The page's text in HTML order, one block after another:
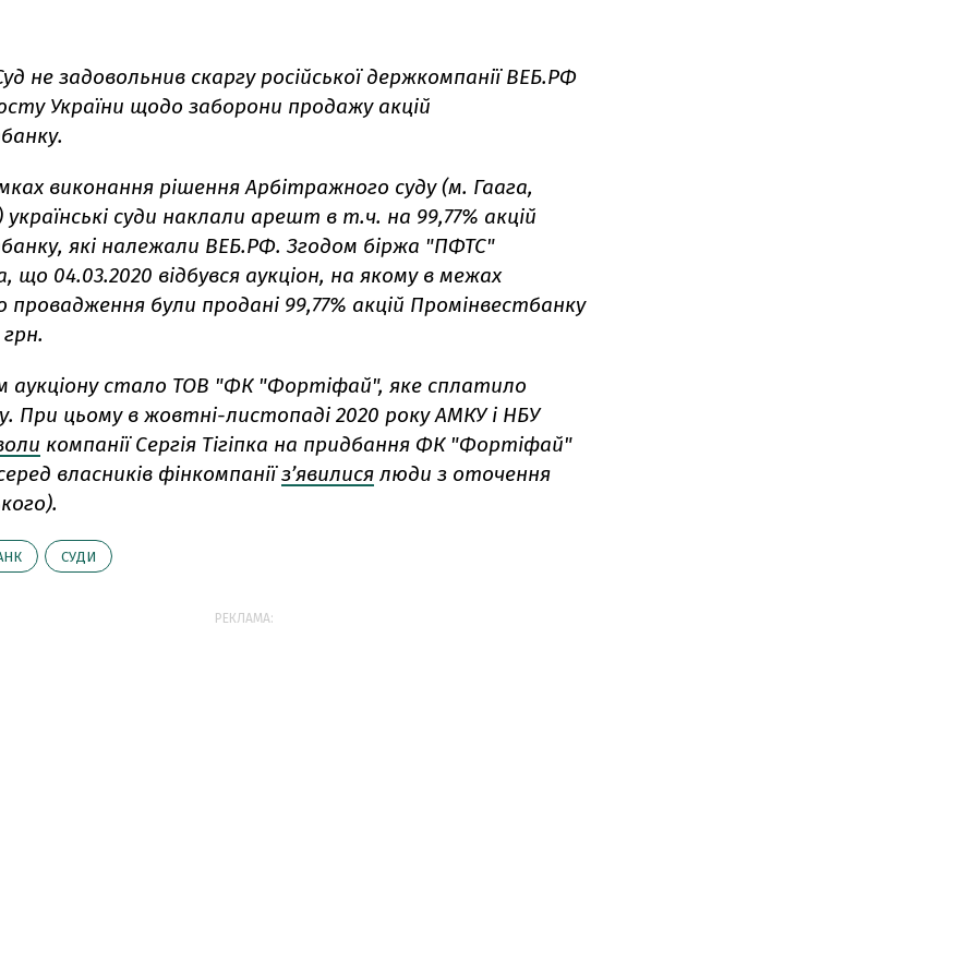
не задовольнив скаргу російської держкомпанії ВЕБ.РФ
України щодо заборони продажу акцій
виконання рішення Арбітражного суду (м. Гаага,
українські суди наклали арешт в т.ч. на 99,77% акцій
які належали ВЕБ.РФ. Згодом біржа "ПФТС"
що 04.03.2020 відбувся аукціон, на якому в межах
провадження були продані 99,77% акцій Промінвестбанку
аукціону стало ТОВ "ФК "Фортіфай", яке сплатило
При цьому в жовтні-листопаді 2020 року АМКУ і НБУ
компанії Сергія Тігіпка на придбання ФК "Фортіфай"
власників фінкомпаніїз’явилися люди з оточення
СУДИ
РЕКЛАМА: